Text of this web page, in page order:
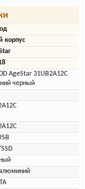
корпус
AgeStar 31UB2A12C
черный